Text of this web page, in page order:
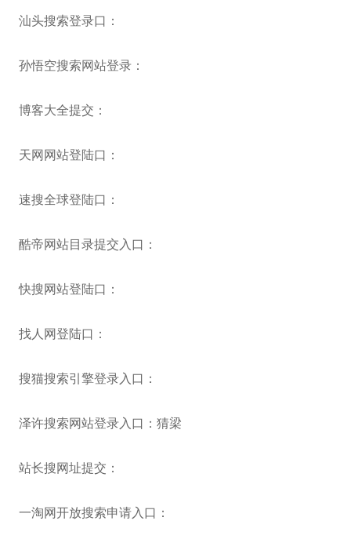
汕头搜索登录口：
孙悟空搜索网站登录：
博客大全提交：
天网网站登陆口：
速搜全球登陆口：
酷帝网站目录提交入口：
快搜网站登陆口：
找人网登陆口：
搜猫搜索引擎登录入口：
泽许搜索网站登录入口：猜梁
站长搜网址提交：
一淘网开放搜索申请入口：